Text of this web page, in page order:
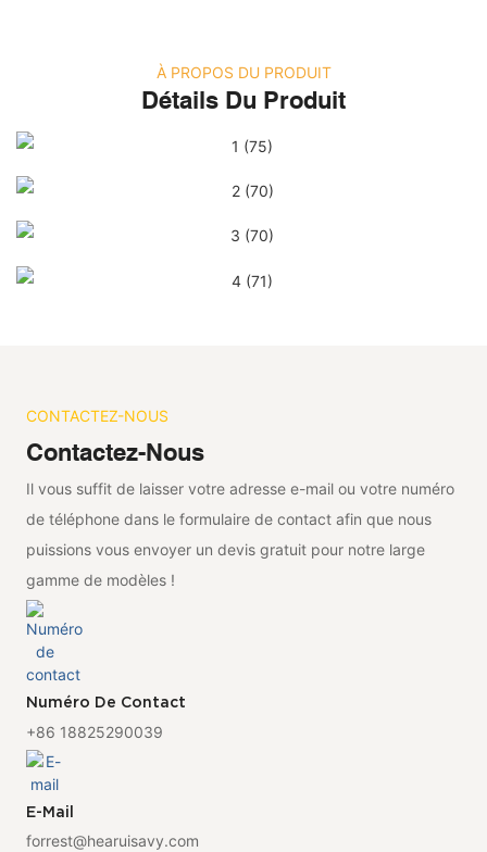
À PROPOS DU PRODUIT
Détails Du Produit
CONTACTEZ-NOUS
Contactez-Nous
Il vous suffit de laisser votre adresse e-mail ou votre numéro
de téléphone dans le formulaire de contact afin que nous
puissions vous envoyer un devis gratuit pour notre large
gamme de modèles !
Numéro De Contact
+86 18825290039
E-Mail
forrest@hearuisavy.com